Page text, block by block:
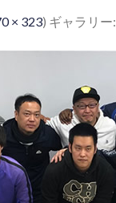
× 323) ギャラリー: